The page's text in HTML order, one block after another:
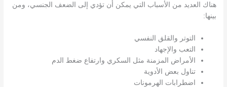
هناك العديد من الأسباب التي يمكن أن تؤدي إلى الضعف الجنسي، ومن
بينها:
التوتر والقلق النفسي
التعب والإجهاد
الأمراض المزمنة مثل السكري وارتفاع ضغط الدم
تناول بعض الأدوية
اضطرابات الهرمونات